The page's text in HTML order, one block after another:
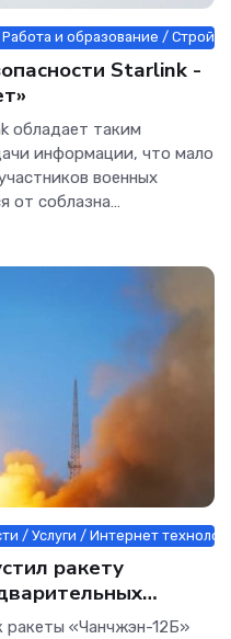
и образование / Строй
Starlink -
обладает таким
информации, что мало
военных
от соблазна
/ Услуги / Интернет
ракету
Интернет
ракеты «Чанчжэн-12Б»